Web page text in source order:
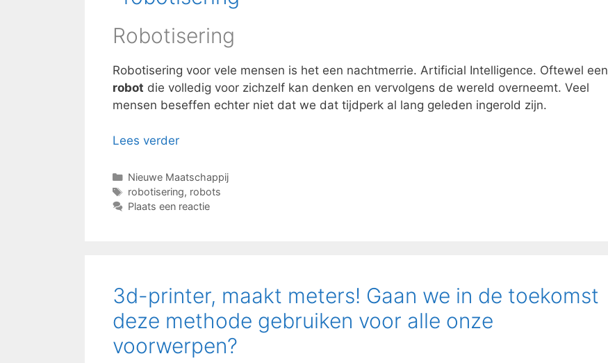
Robotisering
Robotisering voor vele mensen is het een nachtmerrie. Artificial Intelligence. Oftewel een
robot die volledig voor zichzelf kan denken en vervolgens de wereld overneemt. Veel
mensen beseffen echter niet dat we dat tijdperk al lang geleden ingerold zijn.
Lees verder
Categorieën
Nieuwe Maatschappij
Tags
robotisering, robots
Plaats een reactie
3d-printer, maakt meters! Gaan we in de toekomst
deze methode gebruiken voor alle onze
voorwerpen?